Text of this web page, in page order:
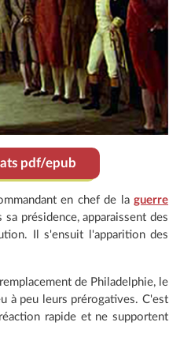
pdf/epub
en chef de laguerre
présidence, apparaissent des
Il s'ensuit l'apparition des
de Philadelphie, le
à peu leurs prérogatives. C'est
rapide et ne supportent